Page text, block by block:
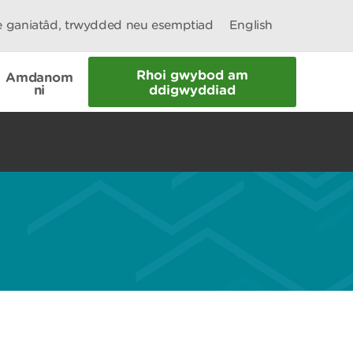
ganiatâd, trwydded neu esemptiad English
Amdanom
ni
Rhoi gwybod am
ddigwyddiad